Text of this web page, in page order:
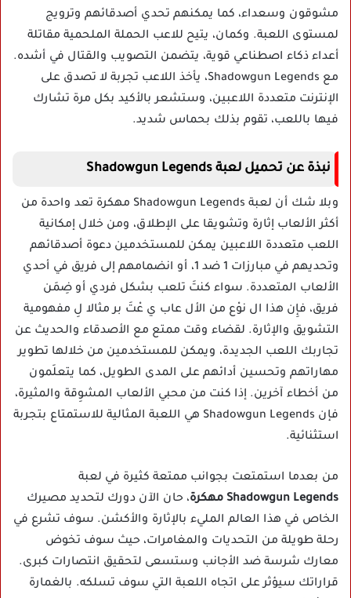
مشوقون وسعداء، كما يمكنهم تحدي أصدقائهم وترويج
لمستوى اللعبة. وكمان، يتيح للاعب الحملة الملحمية مقاتلة
أعداء ذكاء اصطناعي قوية، يتضمن التصويب والقتال في أشده.
مع Shadowgun Legends، يأخذ اللاعب تجربة لا تصدق على
الإنترنت متعددة اللاعبين، وستشعر بالأكيد بكل مرة تشارك
فيها باللعب، تقوم بذلك بحماس شديد.
نبذة عن تحميل لعبة Shadowgun Legends
وبلا شك أن لعبة Shadowgun Legends مهكرة تعد واحدة من
أكثر الألعاب إثارة وتشويقا على الإطلاق، ومن خلال إمكانية
اللعب متعددة اللاعبين يمكن للمستخدمين دعوة أصدقائهم
وتحديهم في مبارزات 1 ضد 1، أو انضمامهم إلى فريق في أحدي
الألعاب المتعددة. سواء كنتَ تلعب بشكل فردي أو ضِمَن
فريق، فإِن هذا ال نوْع من الأل عاب ي عْتَ بر مثالا لِ مفهومية
التشويق والإثارة. لقضاء وقت ممتع مع الأصدقاء والحديث عن
تجاربك اللعب الجديدة، ويمكن للمستخدمين من خلالها تطوير
مهاراتهم وتحسين أدائهم على المدى الطويل، كما يتعلَمون
من أخطاء آخرين. إذا كنت من محبي الألعاب المشوِقة والمثيرة،
فإن Shadowgun Legends هي اللعبة المثالية للاستمتاع بتجربة
استثنائية.
من بعدما استمتعت بجوانب ممتعة كثيرة في لعبة
Shadowgun Legends مهكرة
، حان الآن دورك لتحديد مصيرك
الخاص في هذا العالم المليء بالإثارة والأكشن. سوف تشرع في
رحلة طويلة من التحديات والمغامرات، حيث سوف تخوض
معارك شرسة ضد الأجانب وستسعى لتحقيق انتصارات كبرى.
قراراتك سيؤثر على اتجاه اللعبة التي سوف تسلكه. بالغمارة